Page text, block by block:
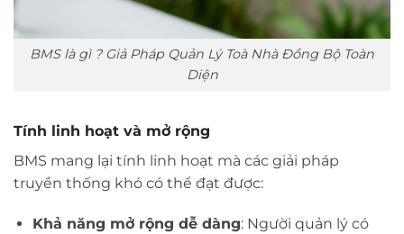
BMS là gì ? Giả Pháp Quản Lý Toà Nhà Đồng Bộ Toàn
Diện
Tính linh hoạt và mở rộng
BMS mang lại tính linh hoạt mà các giải pháp
truyền thống khó có thể đạt được:
Khả năng mở rộng dễ dàng: Người quản lý có